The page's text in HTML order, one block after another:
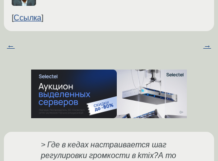
Ссылка
← →
> Где в кедах настраивается шаг
регулировки громкости в kmix?А то